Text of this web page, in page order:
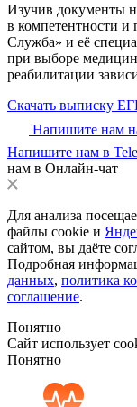
Изучив документы
в компетентности
Служба» и её
при выборе
реабилитации
Скачать выписку
Напишите нам
Напишите нам в
нам в Онлайн-чат
Для анализа
файлы cookie и
сайтом, вы даёте
Подробная
данных, политика
соглашение.
Понятно
Сайт использует
Понятно